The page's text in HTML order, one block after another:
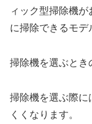
ィック型掃除機
に掃除できるモデ
掃除機を選ぶとき
掃除機を選ぶ際に
くくなります。